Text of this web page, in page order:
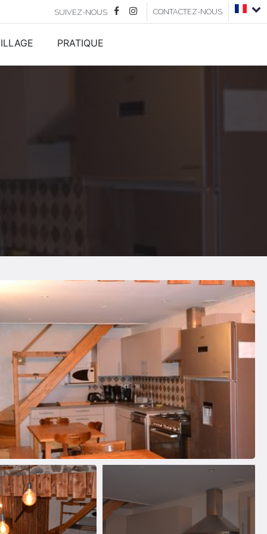
SUIVEZ-NOUS CONTACTEZ-NOUS
PRATIQUE